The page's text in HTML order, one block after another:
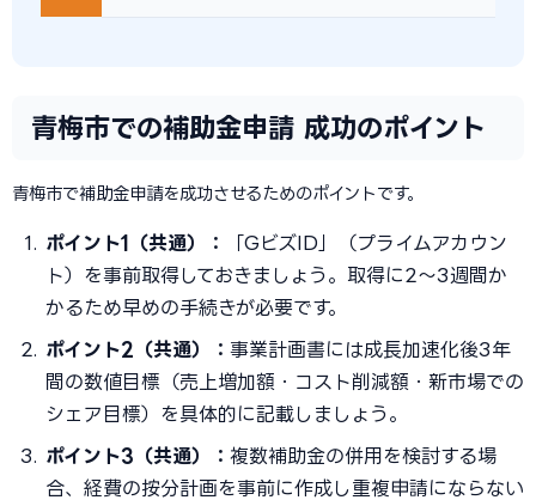
青梅市での補助金申請 成功のポイント
青梅市で補助金申請を成功させるためのポイントです。
ポイント1（共通）：
「GビズID」（プライムアカウン
ト）を事前取得しておきましょう。取得に2〜3週間か
かるため早めの手続きが必要です。
ポイント2（共通）： 事業計画書には成長加速化後3年
間の数値目標（売上増加額・コスト削減額・新市場での
シェア目標）を具体的に記載しましょう。
ポイント3（共通）： 複数補助金の併用を検討する場
合、経費の按分計画を事前に作成し重複申請にならない